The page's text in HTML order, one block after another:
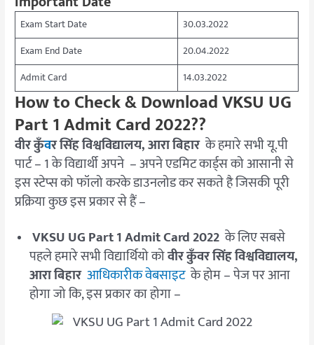
Exam Start Date
30.03.2022
Exam End Date
20.04.2022
Admit Card
14.03.2022
How to Check & Download VKSU UG
Part 1 Admit Card 2022??
वीर कुँवर सिंह विश्वविद्यालय, आरा बिहारके हमारे सभी यू.पी
पार्ट – 1 के विद्यार्थी अपने – अपने एडमिट कार्ड्स को आसानी से
इस स्टेप्स को फॉलो करके डाउनलोड कर सकते है जिसकी पूरी
प्रक्रिया कुछ इस प्रकार से हैं –
VKSU UG Part 1 Admit Card 2022 के लिए सबसे
पहले हमारे सभी विद्यार्थियो कोवीर कुँवर सिंह विश्वविद्यालय,
आरा बिहार आधिकारीक वेबसाइटके होम – पेज पर आना
होगा जो कि, इस प्रकार का होगा –